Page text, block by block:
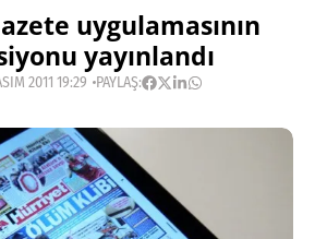
uygulamasının
yayınlandı
2011 19:29 PAYLAŞ: